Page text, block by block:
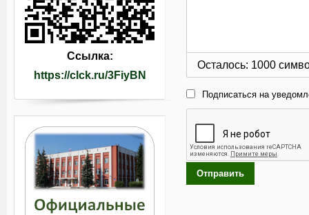
Осталось: 1000
Подписаться на
Отправить
Ссылка:
https://clck.ru/3FiyBN